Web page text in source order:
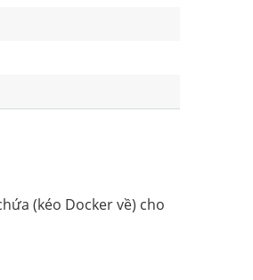
(kéo Docker về) cho